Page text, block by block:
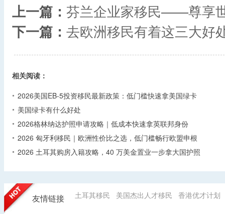
上一篇： 芬兰企业家移民——尊享
下一篇： 去欧洲移民有着这三大好
相关阅读：
2026美国EB-5投资移民最新政策：低门槛快速拿美国绿卡
美国绿卡有什么好处
2026格林纳达护照申请攻略｜低成本快速拿英联邦身份
2026 匈牙利移民｜欧洲性价比之选，低门槛畅行欧盟申根
2026 土耳其购房入籍攻略，40 万美金置业一步拿大国护照
友情链接 土耳其移民 美国杰出人才移民 香港优才计划